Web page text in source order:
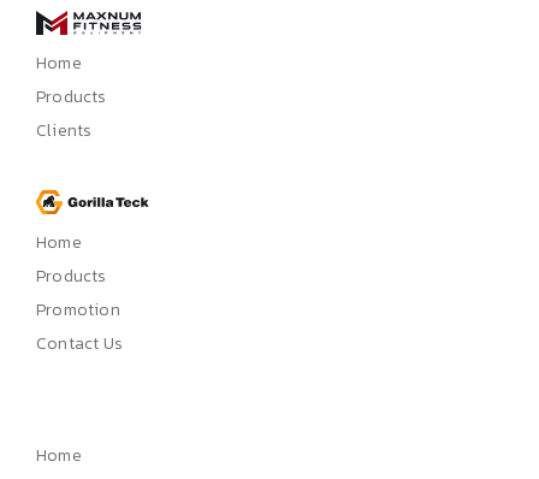
Home
Products
Clients
Home
Products
Promotion
Contact Us
Home